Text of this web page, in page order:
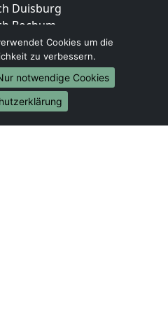
Duisburg
Bochum
Wuppertal
Bielefeld
Bonn
Münster
Cookies um die
zu verbessern.
notwendige Cookies